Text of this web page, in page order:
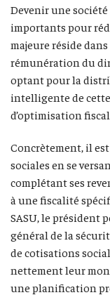
Devenir une
importants pour
majeure réside
rémunération du
optant pour la
intelligente de
d’optimisation
Concrètement, il
sociales en se
complétant ses
à une fiscalité
SASU, le président
général de la
de cotisations
nettement leur
une planification